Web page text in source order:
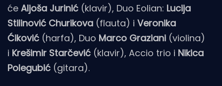
će Aljoša Jurinić (klavir), Duo Eolian: Lucija
Stilinović Churikova (flauta) i Veronika
Ćiković (harfa), Duo Marco Graziani (violina)
i Krešimir Starčević (klavir), Accio trio i Nikica
Polegubić (gitara).